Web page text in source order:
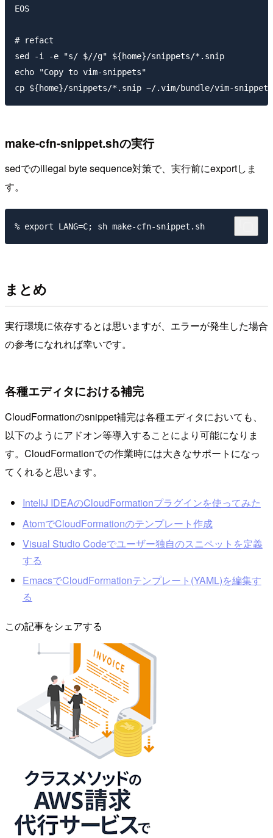
EOS
# refact
sed -i -e "s/ $//g" ${home}/snippets/*.snip
echo "Copy to vim-snippets"
make-cfn-snippet.shの実行
sedでのillegal byte sequence対策で、実行前にexportしま
す。
まとめ
実行環境に依存するとは思いますが、エラーが発生した場合
の参考になれれば幸いです。
各種エディタにおける補完
CloudFormationのsnippet補完は各種エディタにおいても、
以下のようにアドオン等導入することにより可能になりま
す。CloudFormationでの作業時には大きなサポートになっ
てくれると思います。
InteliJ IDEAのCloudFormationプラグインを使ってみた
AtomでCloudFormationのテンプレート作成
Visual Studio Codeでユーザー独自のスニペットを定義
する
EmacsでCloudFormationテンプレート(YAML)を編集す
る
この記事をシェアする